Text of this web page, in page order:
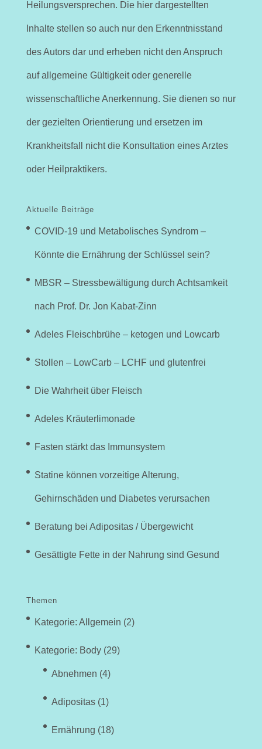
Heilungsversprechen. Die hier dargestellten
Inhalte stellen so auch nur den Erkenntnisstand
des Autors dar und erheben nicht den Anspruch
auf allgemeine Gültigkeit oder generelle
wissenschaftliche Anerkennung. Sie dienen so nur
der gezielten Orientierung und ersetzen im
Krankheitsfall nicht die Konsultation eines Arztes
oder Heilpraktikers.
Aktuelle Beiträge
COVID-19 und Metabolisches Syndrom –
Könnte die Ernährung der Schlüssel sein?
MBSR – Stressbewältigung durch Achtsamkeit
nach Prof. Dr. Jon Kabat-Zinn
Adeles Fleischbrühe – ketogen und Lowcarb
Stollen – LowCarb – LCHF und glutenfrei
Die Wahrheit über Fleisch
Adeles Kräuterlimonade
Fasten stärkt das Immunsystem
Statine können vorzeitige Alterung,
Gehirnschäden und Diabetes verursachen
Beratung bei Adipositas / Übergewicht
Gesättigte Fette in der Nahrung sind Gesund
Themen
Kategorie: Allgemein (2)
Kategorie: Body(29)
Abnehmen (4)
Adipositas(1)
Ernährung (18)